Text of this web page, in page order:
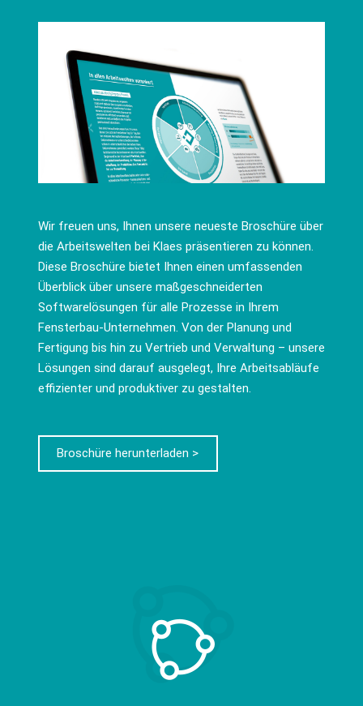
Wir freuen uns, Ihnen unsere neueste Broschüre über
die Arbeitswelten bei Klaes präsentieren zu können.
Diese Broschüre bietet Ihnen einen umfassenden
Überblick über unsere maßgeschneiderten
Softwarelösungen für alle Prozesse in Ihrem
Fensterbau-Unternehmen. Von der Planung und
Fertigung bis hin zu Vertrieb und Verwaltung – unsere
Lösungen sind darauf ausgelegt, Ihre Arbeitsabläufe
effizienter und produktiver zu gestalten.
Broschüre herunterladen >